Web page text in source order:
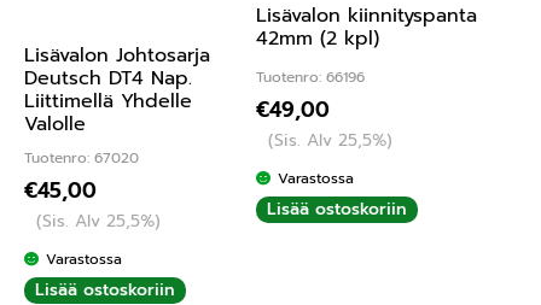
Lisävalon Johtosarja
Deutsch DT4 Nap.
Liittimellä Yhdelle
Valolle
Tuotenro: 67020
€45,00
(Sis. Alv 25,5%)
Varastossa
Lisää ostoskoriin
Lisävalon kiinnityspanta
42mm (2 kpl)
Tuotenro: 66196
€49,00
(Sis. Alv 25,5%)
Varastossa
Lisää ostoskoriin